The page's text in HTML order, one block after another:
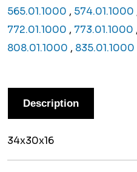
565.01.1000 , 574.01.1000
772.01.1000 , 773.01.1000 ,
808.01.1000 , 835.01.1000
Description
34x30x16